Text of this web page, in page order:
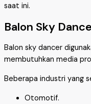
saat ini.
Balon Sky
Balon sky dancer
membutuhkan media
Beberapa industri yang
Otomotif.